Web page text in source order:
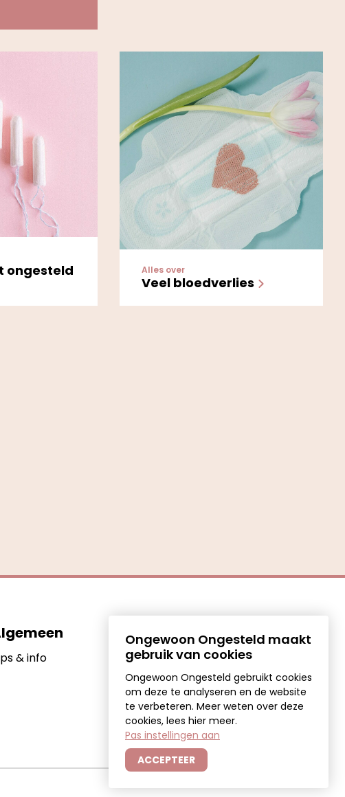
ongesteld Alles over
Veel bloedverlies
& info
Contact
info@ongewoonongesteld.nl
Ongewoon Ongesteld maakt
gebruik van cookies
Ongewoon Ongesteld gebruikt cookies
om deze te analyseren en de website
te verbeteren. Meer weten over deze
cookies, lees hier meer.
Pas instellingen aan
ACCEPTEER